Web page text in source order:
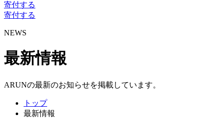
寄付する
寄付する
NEWS
最新情報
ARUNの最新のお知らせを掲載しています。
トップ
最新情報